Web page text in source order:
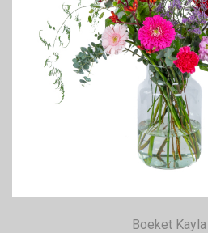
Boeket Kayla